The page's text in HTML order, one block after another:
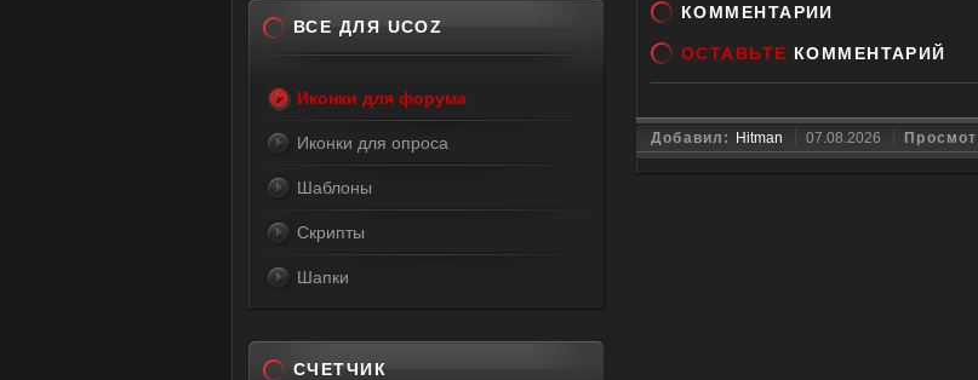
КОММЕНТАРИИ
ОСТАВЬТЕ КОММЕНТАРИЙ
Добавил: Hitman 07.08.2026
ВСЕ ДЛЯ UCOZ
Иконки для форума
Иконки для опроса
Шаблоны
Скрипты
Шапки
СЧЕТЧИК